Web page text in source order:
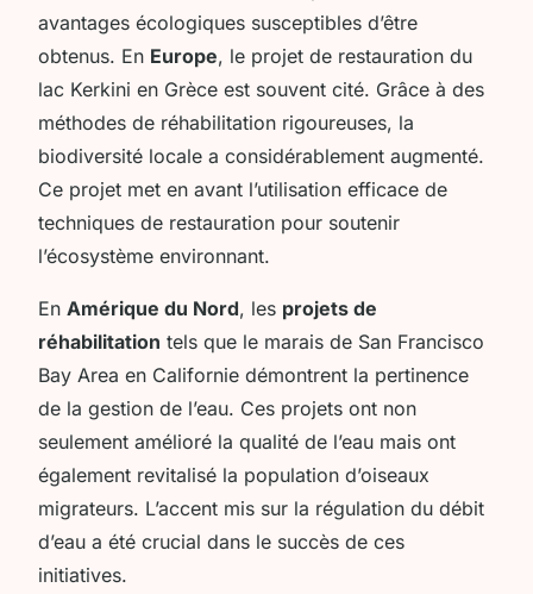
avantages écologiques susceptibles d’être
obtenus. En Europe, le projet de restauration du
lac Kerkini en Grèce est souvent cité. Grâce à des
méthodes de réhabilitation rigoureuses, la
biodiversité locale a considérablement augmenté.
Ce projet met en avant l’utilisation efficace de
techniques de restauration pour soutenir
l’écosystème environnant.
En Amérique du Nord, les projets de
réhabilitation tels que le marais de San Francisco
Bay Area en Californie démontrent la pertinence
de la gestion de l’eau. Ces projets ont non
seulement amélioré la qualité de l’eau mais ont
également revitalisé la population d’oiseaux
migrateurs. L’accent mis sur la régulation du débit
d’eau a été crucial dans le succès de ces
initiatives.